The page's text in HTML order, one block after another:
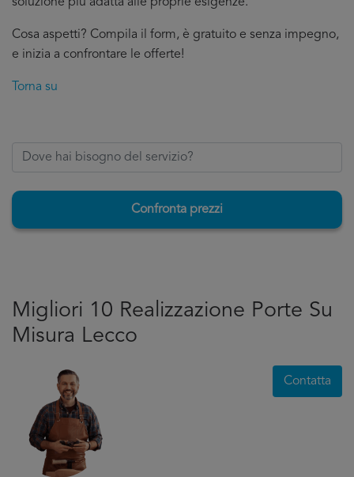
Cosa aspetti? Compila il form, è gratuito e senza impegno,
e inizia a confrontare le offerte!
Torna su
Confronta prezzi
Migliori 10 Realizzazione Porte Su
Misura Lecco
Contatta